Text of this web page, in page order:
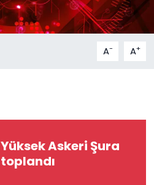
A- A+
Yüksek Askeri Şura
toplandı